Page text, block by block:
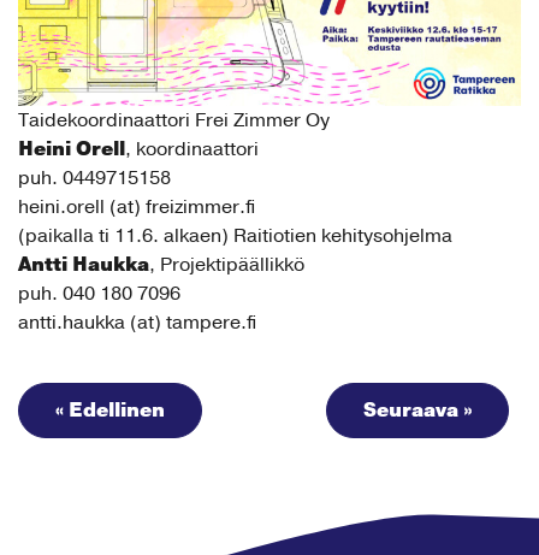
Taidekoordinaattori Frei Zimmer Oy
Heini Orell, koordinaattori
puh. 0449715158
heini.orell (at) freizimmer.fi
(paikalla ti 11.6. alkaen) Raitiotien kehitysohjelma
Antti Haukka, Projektipäällikkö
puh. 040 180 7096
antti.haukka (at) tampere.fi
Seuraava »
« Edellinen